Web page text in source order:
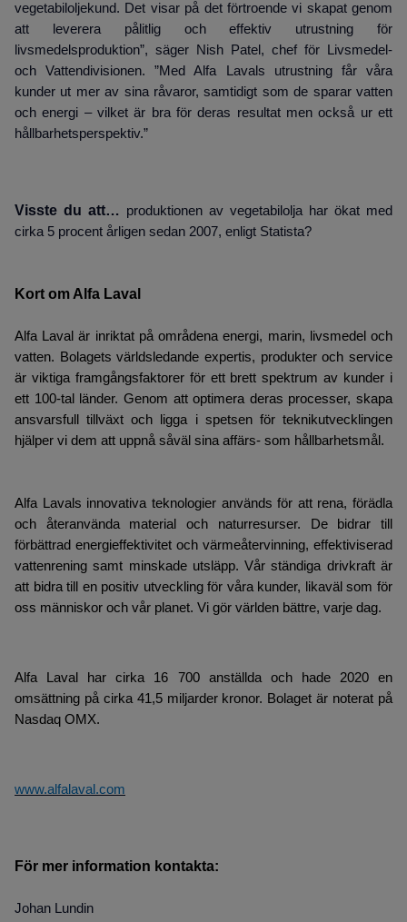
vegetabiloljekund. Det visar på det förtroende vi skapat genom
att leverera pålitlig och effektiv utrustning för
livsmedelsproduktion”, säger Nish Patel, chef för Livsmedel-
och Vattendivisionen. ”Med Alfa Lavals utrustning får våra
kunder ut mer av sina råvaror, samtidigt som de sparar vatten
och energi – vilket är bra för deras resultat men också ur ett
hållbarhetsperspektiv.”
Visste du att…
produktionen av vegetabilolja har ökat med
cirka 5 procent årligen sedan 2007, enligt Statista?
Kort om Alfa Laval
Alfa Laval är inriktat på områdena energi, marin, livsmedel och
vatten. Bolagets världsledande expertis, produkter och service
är viktiga framgångsfaktorer för ett brett spektrum av kunder i
ett 100-tal länder. Genom att optimera deras processer, skapa
ansvarsfull tillväxt och ligga i spetsen för teknikutvecklingen
hjälper vi dem att uppnå såväl sina affärs- som hållbarhetsmål.
Alfa Lavals innovativa teknologier används för att rena, förädla
och återanvända material och naturresurser. De bidrar till
förbättrad energieffektivitet och värmeåtervinning, effektiviserad
vattenrening samt minskade utsläpp. Vår ständiga drivkraft är
att bidra till en positiv utveckling för våra kunder, likaväl som för
oss människor och vår planet. Vi gör världen bättre, varje dag.
Alfa Laval har cirka 16 700 anställda och hade 2020 en
omsättning på cirka 41,5 miljarder kronor. Bolaget är noterat på
Nasdaq OMX.
www.alfalaval.com
För mer information kontakta:
Johan Lundin